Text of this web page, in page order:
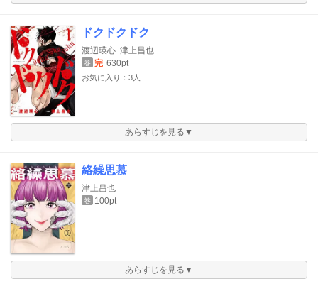
ドクドクドク
渡辺瑛心 津上昌也
巻 完 630pt
お気に入り：3人
あらすじを見る▼
絡繰思慕
津上昌也
巻 100pt
あらすじを見る▼